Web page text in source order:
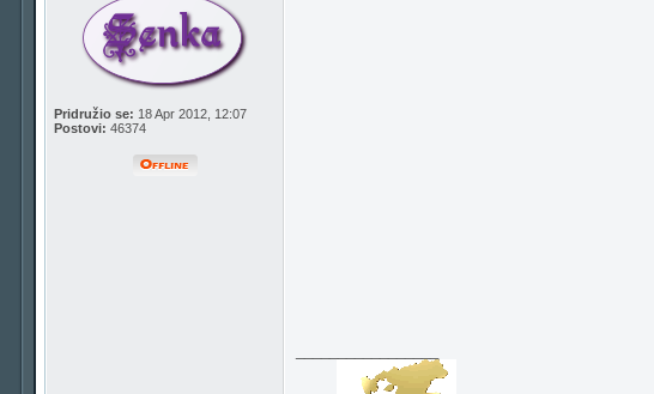
Pridružio se: 18 Apr 2012, 12:07
Postovi: 46374